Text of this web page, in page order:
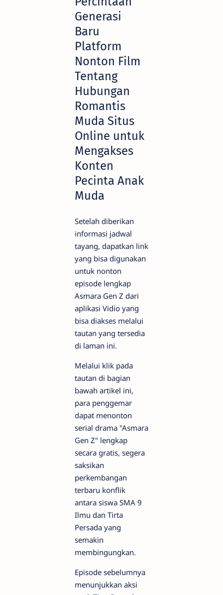
Generasi
Baru
Platform
Nonton Film
Tentang
Hubungan
Romantis
Muda Situs
Online untuk
Mengakses
Konten
Pecinta Anak
Muda
Setelah diberikan
informasi jadwal
tayang, dapatkan link
yang bisa digunakan
untuk nonton
episode lengkap
Asmara Gen Z dari
aplikasi Vidio yang
bisa diakses melalui
tautan yang tersedia
di laman ini.
Melalui klik pada
tautan di bagian
bawah artikel ini,
para penggemar
dapat menonton
serial drama "Asmara
Gen Z" lengkap
secara gratis, segera
saksikan
perkembangan
terbaru konflik
antara siswa SMA 9
Ilmu dan Tirta
Persada yang
semakin
membingungkan.
Episode sebelumnya
menunjukkan aksi